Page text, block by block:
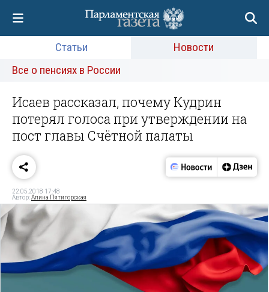
Статьи
Новости
Все о пенсиях в России
Исаев рассказал, почему Кудрин
потерял голоса при утверждении на
пост главы Счётной палаты
22.05.2018 17:48
Автор:Алина Пятигорская